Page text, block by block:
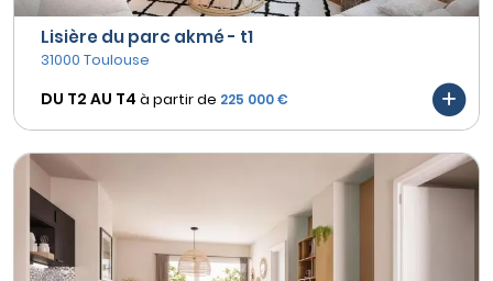
Lisière du parc akmé - t1
31000 Toulouse
DU T2 AU T4 à partir de 225 000 €